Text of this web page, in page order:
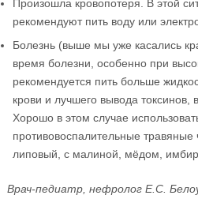
Произошла кровопотеря. В этой
рекомендуют пить воду или
Болезнь (выше мы уже касались
время болезни, особенно при
рекомендуется пить больше
крови и лучшего вывода токсинов,
Хорошо в этом случае
противовоспалительные травяные
липовый, с малиной, мёдом,
Врач-педиатр, нефролог Е.С.